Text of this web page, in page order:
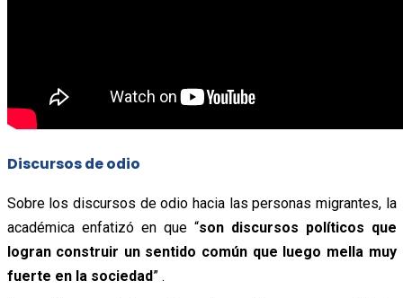
Discursos de odio
Sobre los discursos de odio hacia las personas migrantes, la
académica enfatizó en que “son discursos políticos que
logran construir un sentido común que luego mella muy
fuerte en la sociedad” .